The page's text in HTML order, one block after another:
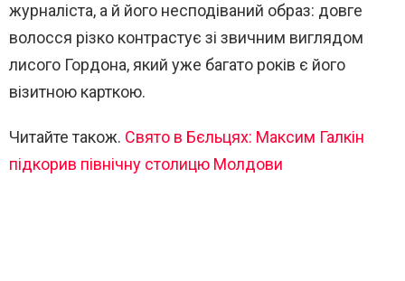
журналіста, а й його несподіваний образ: довге
волосся різко контрастує зі звичним виглядом
лисого Гордона, який уже багато років є його
візитною карткою.
Читайте також. Свято в Бєльцях: Максим Галкін
підкорив північну столицю Молдови